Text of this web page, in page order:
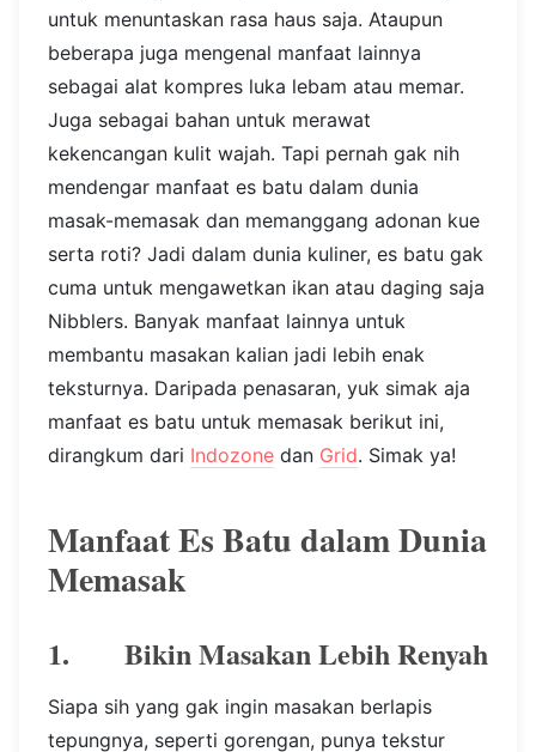
untuk menuntaskan rasa haus saja. Ataupun
beberapa juga mengenal manfaat lainnya
sebagai alat kompres luka lebam atau memar.
Juga sebagai bahan untuk merawat
kekencangan kulit wajah. Tapi pernah gak nih
mendengar manfaat es batu dalam dunia
masak-memasak dan memanggang adonan kue
serta roti? Jadi dalam dunia kuliner, es batu gak
cuma untuk mengawetkan ikan atau daging saja
Nibblers. Banyak manfaat lainnya untuk
membantu masakan kalian jadi lebih enak
teksturnya. Daripada penasaran, yuk simak aja
manfaat es batu untuk memasak berikut ini,
dirangkum dari Indozone dan Grid. Simak ya!
Manfaat Es Batu dalam Dunia
Memasak
1. Bikin Masakan Lebih Renyah
Siapa sih yang gak ingin masakan berlapis
tepungnya, seperti gorengan, punya tekstur